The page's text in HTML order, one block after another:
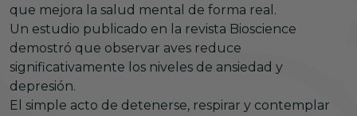
que mejora la salud mental de forma real.
Un estudio publicado en la revista Bioscience
demostró que observar aves reduce
significativamente los niveles de ansiedad y
depresión.
El simple acto de detenerse, respirar y contemplar